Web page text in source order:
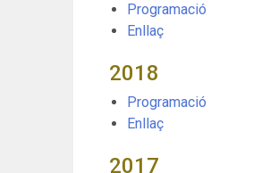
Programació
Enllaç
2018
Programació
Enllaç
2017